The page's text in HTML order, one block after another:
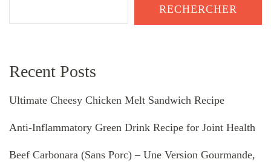
RECHERCHER
Recent Posts
Ultimate Cheesy Chicken Melt Sandwich Recipe
Anti-Inflammatory Green Drink Recipe for Joint Health
Beef Carbonara (Sans Porc) – Une Version Gourmande,